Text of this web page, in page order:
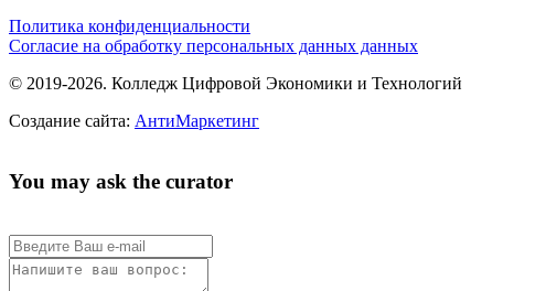
Политика конфиденциальности
Согласие на обработку персональных данных данных
© 2019-2026. Колледж Цифровой Экономики и Технологий
Создание сайта: АнтиМаркетинг
You may ask the curator